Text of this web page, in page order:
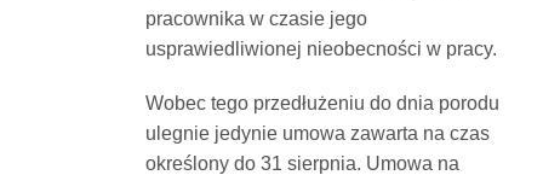
pracownika w czasie jego
usprawiedliwionej nieobecności w pracy.
Wobec tego przedłużeniu do dnia porodu
ulegnie jedynie umowa zawarta na czas
określony do 31 sierpnia. Umowa na